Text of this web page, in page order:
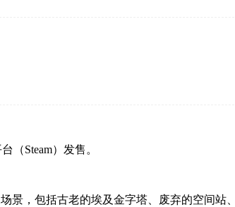
（Steam）发售。
，包括古老的埃及金字塔、废弃的空间站